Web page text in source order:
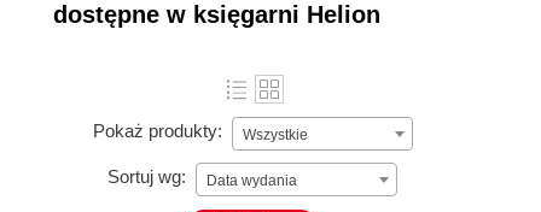
dostępne w księgarni Helion
Pokaż produkty: Wszystkie
Sortuj wg: Data wydania